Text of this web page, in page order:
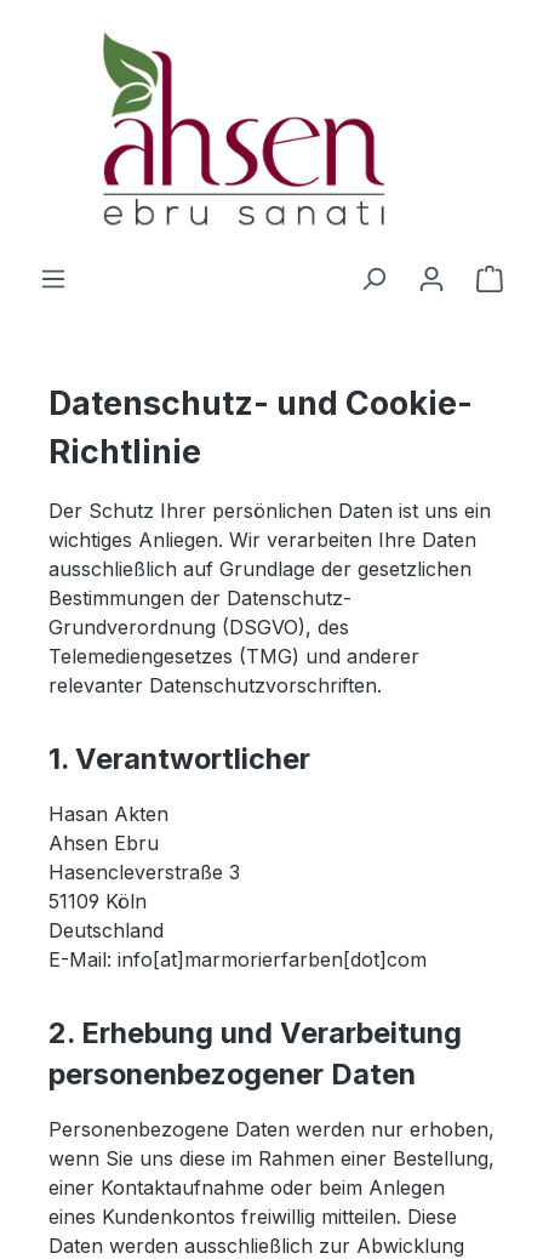
Zum Hauptinhalt springen
Datenschutz- und Cookie-
Richtlinie
Der Schutz Ihrer persönlichen Daten ist uns ein
wichtiges Anliegen. Wir verarbeiten Ihre Daten
ausschließlich auf Grundlage der gesetzlichen
Bestimmungen der Datenschutz-
Grundverordnung (DSGVO), des
Telemediengesetzes (TMG) und anderer
relevanter Datenschutzvorschriften.
1. Verantwortlicher
Hasan Akten
Ahsen Ebru
Hasencleverstraße 3
51109 Köln
Deutschland
E-Mail: info[at]marmorierfarben[dot]com
2. Erhebung und Verarbeitung
personenbezogener Daten
Personenbezogene Daten werden nur erhoben,
wenn Sie uns diese im Rahmen einer Bestellung,
einer Kontaktaufnahme oder beim Anlegen
eines Kundenkontos freiwillig mitteilen. Diese
Daten werden ausschließlich zur Abwicklung